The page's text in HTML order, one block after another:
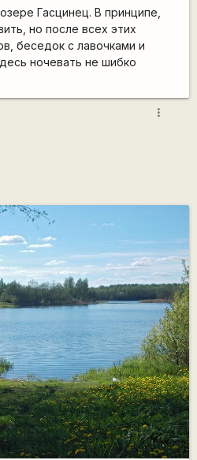
Гасцинец. В принципе,
но после всех этих
беседок с лавочками и
ночевать не шибко
more_vert